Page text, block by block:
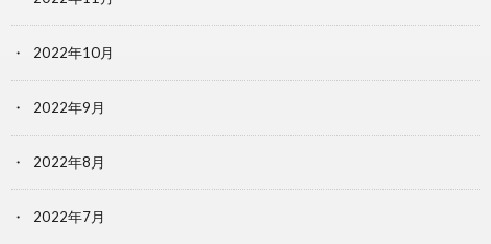
2022年10月
2022年9月
2022年8月
2022年7月